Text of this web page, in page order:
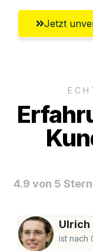
Jetzt
4.9 von 5
Ulrich
ist nach